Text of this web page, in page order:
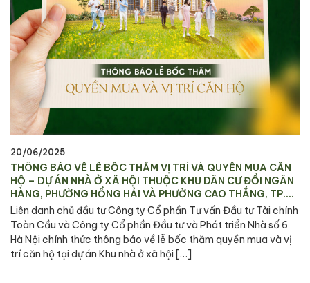
20/06/2025
THÔNG BÁO VỀ LỄ BỐC THĂM VỊ TRÍ VÀ QUYỀN MUA CĂN
HỘ – DỰ ÁN NHÀ Ở XÃ HỘI THUỘC KHU DÂN CƯ ĐỒI NGÂN
HÀNG, PHƯỜNG HỒNG HẢI VÀ PHƯỜNG CAO THẮNG, TP.
HẠ LONG
Liên danh chủ đầu tư Công ty Cổ phần Tư vấn Đầu tư Tài chính
Toàn Cầu và Công ty Cổ phần Đầu tư và Phát triển Nhà số 6
Hà Nội chính thức thông báo về lễ bốc thăm quyền mua và vị
trí căn hộ tại dự án Khu nhà ở xã hội […]